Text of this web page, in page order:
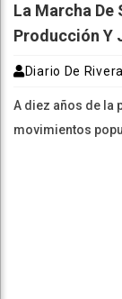
La Marcha De
Producción Y
Diario De Rivera
A diez años de la
movimientos